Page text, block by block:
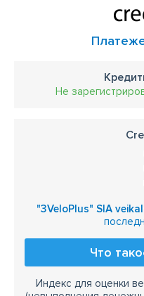
Не
"3VeloPlus" SIA
Что
Индекс для оценки